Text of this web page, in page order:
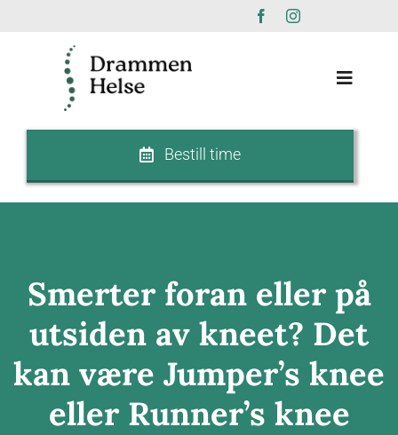
Toggle
Forside
Plager
Priser / Forsikring
Bestill time
Smerter foran eller på
utsiden av kneet? Det
kan være Jumper’s knee
eller Runner’s knee